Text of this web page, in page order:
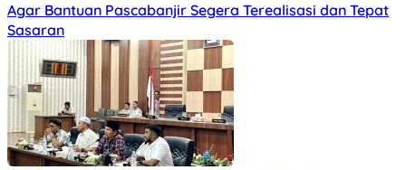
Agar Bantuan Pascabanjir Segera Terealisasi dan Tepat
Sasaran